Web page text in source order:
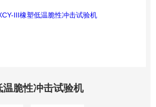
脆性冲击试验机